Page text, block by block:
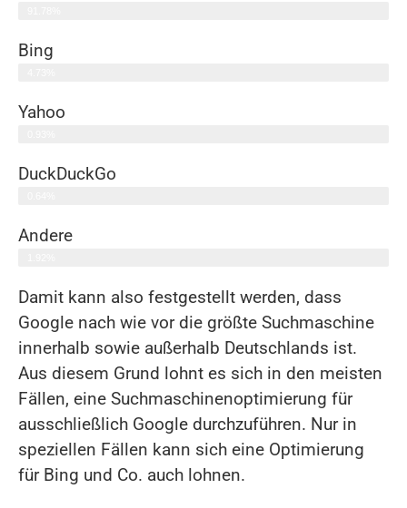
Bing
Yahoo
DuckDuckGo
Andere
Damit kann also festgestellt werden, dass
Google nach wie vor die größte Suchmaschine
innerhalb sowie außerhalb Deutschlands ist.
Aus diesem Grund lohnt es sich in den meisten
Fällen, eine Suchmaschinenoptimierung für
ausschließlich Google durchzuführen. Nur in
speziellen Fällen kann sich eine Optimierung
für Bing und Co. auch lohnen.